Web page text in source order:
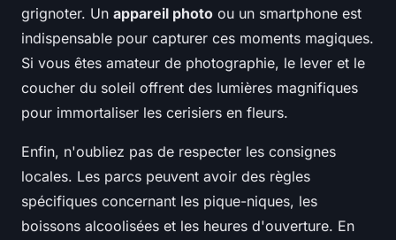
grignoter. Un appareil photo ou un smartphone est
indispensable pour capturer ces moments magiques.
Si vous êtes amateur de photographie, le lever et le
coucher du soleil offrent des lumières magnifiques
pour immortaliser les cerisiers en fleurs.
Enfin, n'oubliez pas de respecter les consignes
locales. Les parcs peuvent avoir des règles
spécifiques concernant les pique-niques, les
boissons alcoolisées et les heures d'ouverture. En